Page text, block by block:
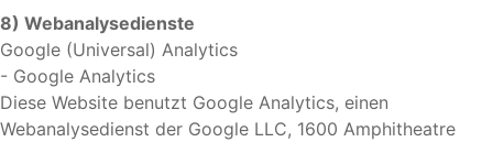
8) Webanalysedienste
Google (Universal) Analytics
- Google Analytics
Diese Website benutzt Google Analytics, einen
Webanalysedienst der Google LLC, 1600 Amphitheatre